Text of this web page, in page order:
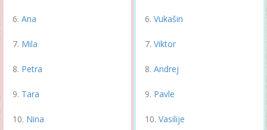
Ana
Mila
Petra
Tara
Nina
Vukašin
Viktor
Andrej
Pavle
Vasilije